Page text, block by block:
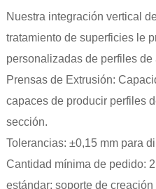
Nuestra integración vertical
tratamiento de superficies le
personalizadas de perfiles
Prensas de Extrusión:
capaces de producir perfiles
sección.
Tolerancias: ±0,15 mm para
Cantidad mínima de pedido:
estándar; soporte de